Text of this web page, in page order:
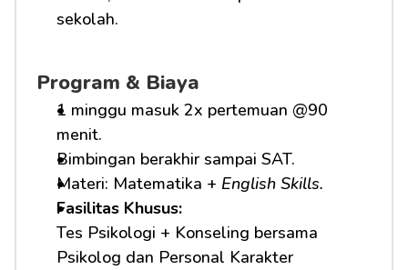
sekolah.
Program & Biaya
1 minggu masuk 2x pertemuan @90
menit.
Bimbingan berakhir sampai SAT.
Materi: Matematika + English Skills.
Fasilitas Khusus:
Tes Psikologi + Konseling bersama
Psikolog dan Personal Karakter